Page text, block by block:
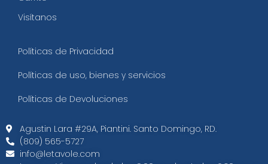
Visítanos
Políticas de Privacidad
Políticas de uso, bienes y servicios
Políticas de Devoluciones
Agustin Lara #29A, Piantini. Santo Domingo, RD.​
(809) 565-5727
info@letavole.com